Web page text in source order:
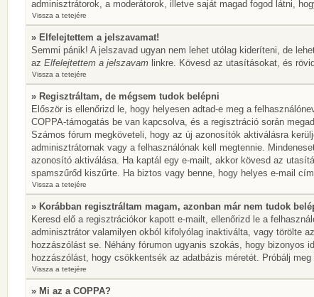
adminisztrátorok, a moderátorok, illetve saját magad fogod látni,
Vissza a tetejére
» Elfelejtettem a jelszavamat!
Semmi pánik! A jelszavad ugyan nem lehet utólag kideríteni, de
az Elfelejtettem a jelszavam linkre. Kövesd az utasításokat, és
Vissza a tetejére
» Regisztráltam, de mégsem tudok belépni
Először is ellenőrizd le, hogy helyesen adtad-e meg a
COPPA-támogatás be van kapcsolva, és a regisztráció során
Számos fórum megköveteli, hogy az új azonosítók aktiválásra
adminisztrátornak vagy a felhasználónak kell megtennie.
azonosító aktiválása. Ha kaptál egy e-mailt, akkor kövesd az
spamszűrőd kiszűrte. Ha biztos vagy benne, hogy helyes e-mail
Vissza a tetejére
» Korábban regisztráltam magam, azonban már nem tudok
Keresd elő a regisztrációkor kapott e-mailt, ellenőrizd le a
adminisztrátor valamilyen okból kifolyólag inaktiválta, vagy törölte
hozzászólást se. Néhány fórumon ugyanis szokás, hogy
hozzászólást, hogy csökkentsék az adatbázis méretét. Próbálj
Vissza a tetejére
» Mi az a COPPA?